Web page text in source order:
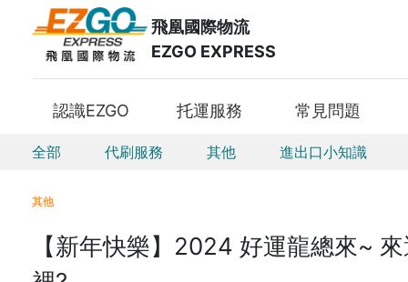
飛凰國際物流
EZGO EXPRESS
認識EZGO 托運服務 常見問題
全部 代刷服務 其他 進出口小知識
其他
【新年快樂】2024 好運龍總來~